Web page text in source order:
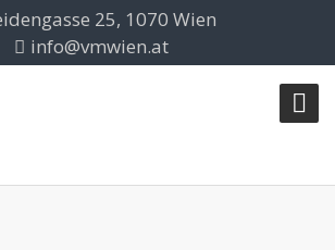
25, 1070 Wien
info@vmwien.at